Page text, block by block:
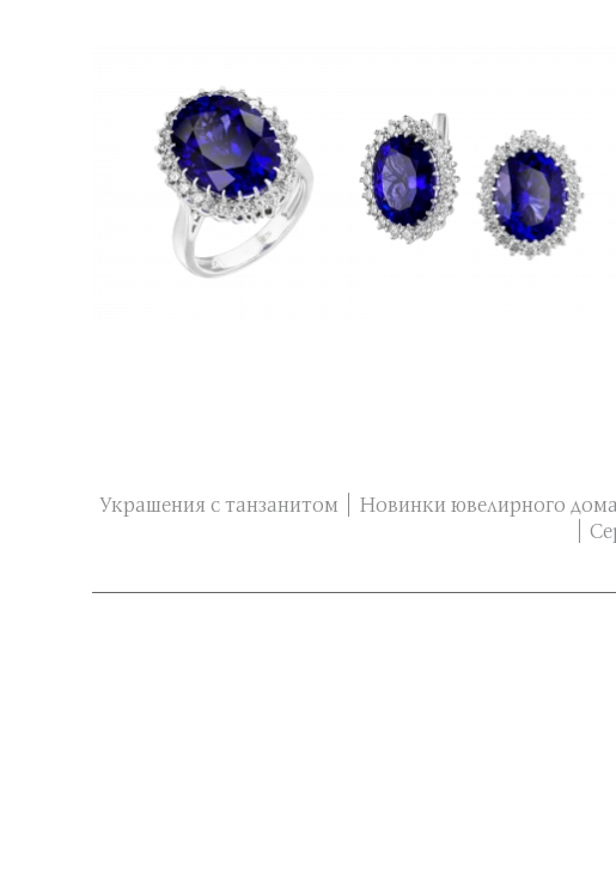
Украшения с танзанитом Новинки ювелирного